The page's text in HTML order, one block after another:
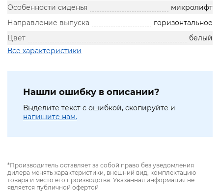
Особенности сиденья
микролифт
Направление выпуска
горизонтальное
Цвет
белый
Все характеристики
Нашли ошибку в описании?
Выделите текст с ошибкой, скопируйте и
напишите нам.
*Производитель оставляет за собой право без уведомления
дилера менять характеристики, внешний вид, комплектацию
товара и место его производства. Указанная информация не
является публичной офертой